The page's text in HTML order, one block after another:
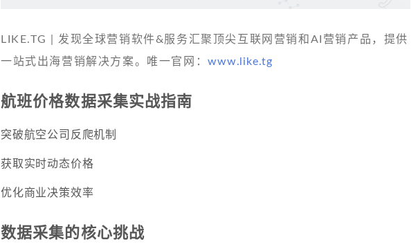
LIKE.TG | 发现全球营销软件&服务汇聚顶尖互联网营销和AI营销产品，提供
一站式出海营销解决方案。唯一官网：www.like.tg
航班价格数据采集实战指南
突破航空公司反爬机制
获取实时动态价格
优化商业决策效率
数据采集的核心挑战